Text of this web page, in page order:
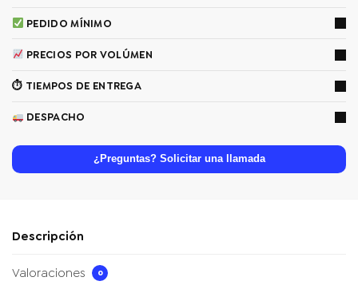
PEDIDO MÍNIMO
PRECIOS POR VOLÚMEN
⏱ TIEMPOS DE ENTREGA
DESPACHO
¿Preguntas? Solicitar una llamada
Descripción
Valoraciones 0